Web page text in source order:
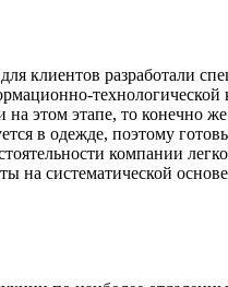
клиентов разработали
технологической
этом этапе, то конечно
в одежде, поэтому
компании
на систематической